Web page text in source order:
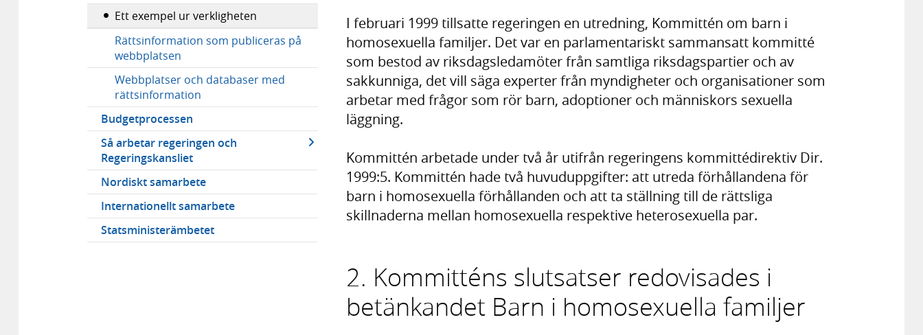
Ett exempel ur verkligheten
Rättsinformation som publiceras på
webbplatsen
Webbplatser och databaser med
rättsinformation
Budgetprocessen
Så arbetar regeringen och
Regeringskansliet
Nordiskt samarbete
Internationellt samarbete
Statsministerämbetet
I februari 1999 tillsatte regeringen en utredning, Kommittén om barn i
homosexuella familjer. Det var en parlamentariskt sammansatt kommitté
som bestod av riksdagsledamöter från samtliga riksdagspartier och av
sakkunniga, det vill säga experter från myndigheter och organisationer som
arbetar med frågor som rör barn, adoptioner och människors sexuella
läggning.
Kommittén arbetade under två år utifrån regeringens kommittédirektiv Dir.
1999:5. Kommittén hade två huvuduppgifter: att utreda förhållandena för
barn i homosexuella förhållanden och att ta ställning till de rättsliga
skillnaderna mellan homosexuella respektive heterosexuella par.
2. Kommitténs slutsatser redovisades i
betänkandet Barn i homosexuella familjer